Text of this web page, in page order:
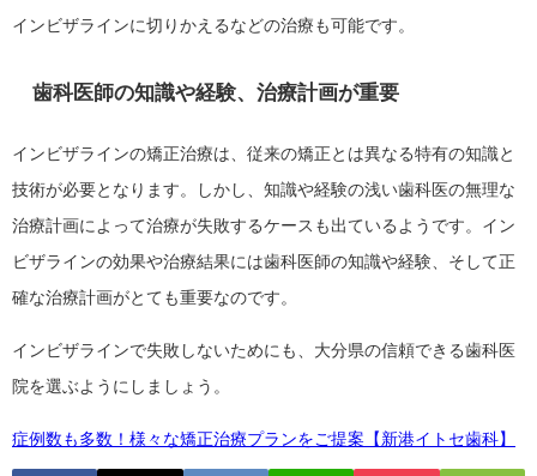
インビザラインに切りかえるなどの治療も可能です。
歯科医師の知識や経験、治療計画が重要
インビザラインの矯正治療は、従来の矯正とは異なる特有の知識と
技術が必要となります。しかし、知識や経験の浅い歯科医の無理な
治療計画によって治療が失敗するケースも出ているようです。イン
ビザラインの効果や治療結果には歯科医師の知識や経験、そして正
確な治療計画がとても重要なのです。
インビザラインで失敗しないためにも、大分県の信頼できる歯科医
院を選ぶようにしましょう。
症例数も多数！様々な矯正治療プランをご提案【新港イトセ歯科】